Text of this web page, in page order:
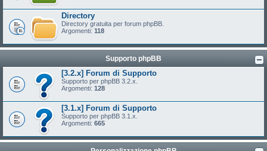
Directory
Directory gratuita per forum phpBB.
Argomenti: 118
Supporto phpBB
[3.2.x] Forum di Supporto
Supporto per phpBB 3.2.x.
Argomenti: 128
[3.1.x] Forum di Supporto
Supporto per phpBB 3.1.x.
Argomenti: 665